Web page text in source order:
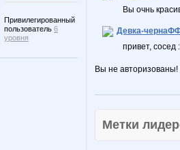
Привилегированный
пользователь 6
уровня
Вы очнь
Девка-
привет, сосед
Вы не
Метки